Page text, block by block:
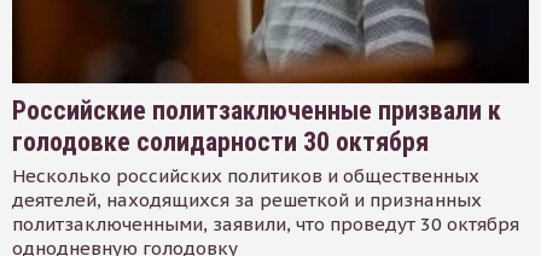
Российские политзаключенные призвали к
голодовке солидарности 30 октября
Несколько российских политиков и общественных
деятелей, находящихся за решеткой и признанных
политзаключенными, заявили, что проведут 30 октября
однодневную голодовку